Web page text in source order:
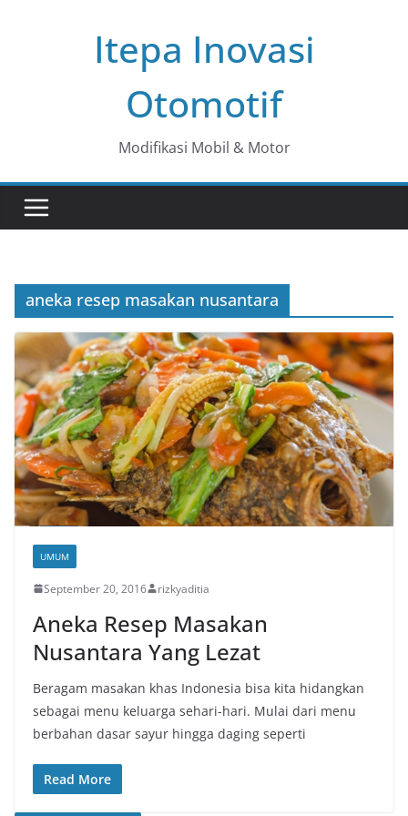
Itepa Inovasi
Otomotif
Modifikasi Mobil & Motor
aneka resep masakan nusantara
UMUM
September 20, 2016 rizkyaditia
Aneka Resep Masakan
Nusantara Yang Lezat
Beragam masakan khas Indonesia bisa kita hidangkan
sebagai menu keluarga sehari-hari. Mulai dari menu
berbahan dasar sayur hingga daging seperti
Read More